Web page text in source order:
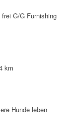
G/G Furnishing
km
Hunde leben